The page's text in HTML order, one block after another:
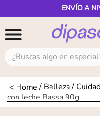
ENVÍO A
¿Buscas algo en especial?
Belleza
con leche Bassa 90g